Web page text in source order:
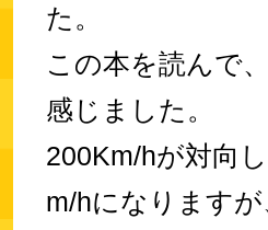
た。
この本を読んで
感じました。
200Km/hが対向
m/hになります